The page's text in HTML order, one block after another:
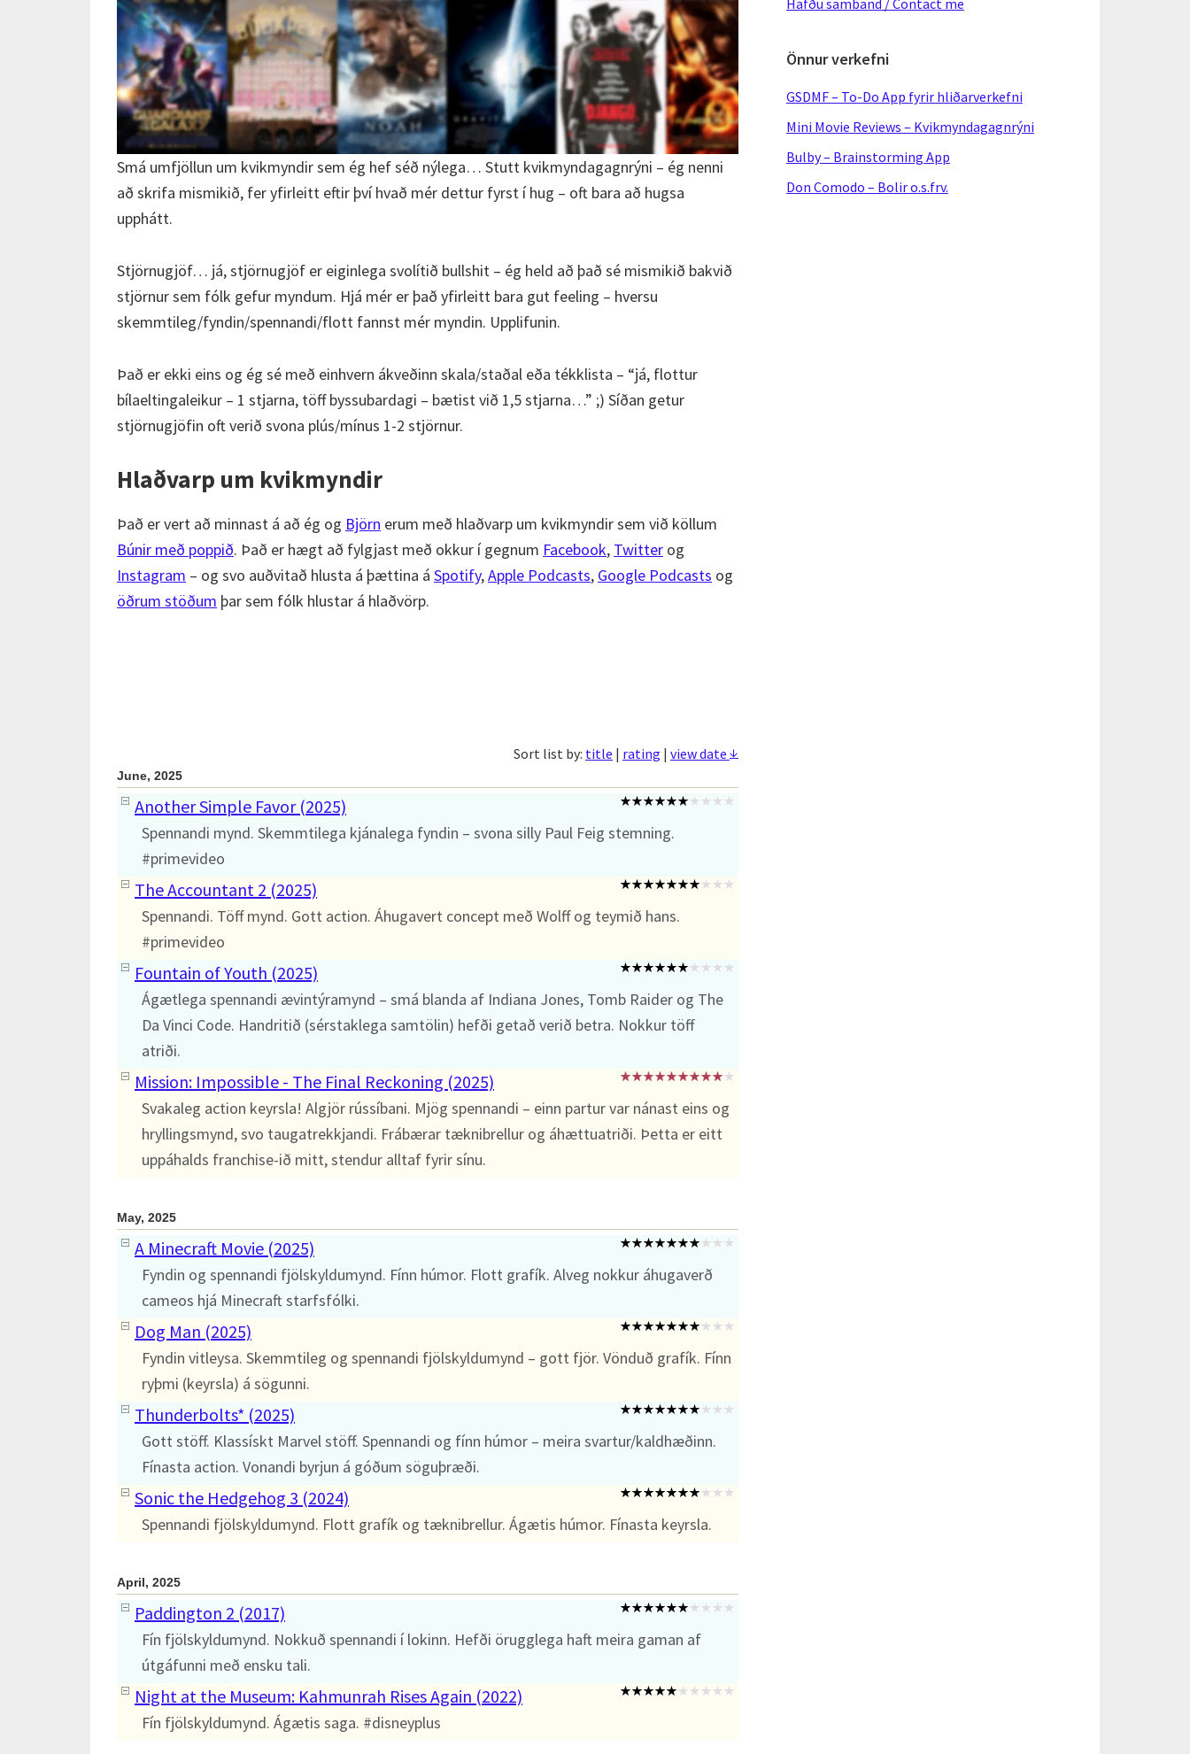
Smá umfjöllun um kvikmyndir sem ég hef séð nýlega… Stutt kvikmyndagagnrýni – ég nenni
að skrifa mismikið, fer yfirleitt eftir því hvað mér dettur fyrst í hug – oft bara að hugsa
upphátt.
Stjörnugjöf… já, stjörnugjöf er eiginlega svolítið bullshit – ég held að það sé mismikið bakvið
stjörnur sem fólk gefur myndum. Hjá mér er það yfirleitt bara gut feeling – hversu
skemmtileg/fyndin/spennandi/flott fannst mér myndin. Upplifunin.
Það er ekki eins og ég sé með einhvern ákveðinn skala/staðal eða tékklista – “já, flottur
bílaeltingaleikur – 1 stjarna, töff byssubardagi – bætist við 1,5 stjarna…” ;) Síðan getur
stjörnugjöfin oft verið svona plús/mínus 1-2 stjörnur.
Hlaðvarp um kvikmyndir
Það er vert að minnast á að ég og Björn erum með hlaðvarp um kvikmyndir sem við köllum
Búnir með poppið. Það er hægt að fylgjast með okkur í gegnum Facebook, Twitter og
Instagram – og svo auðvitað hlusta á þættina á Spotify,Apple Podcasts, Google Podcasts og
öðrum stöðum þar sem fólk hlustar á hlaðvörp.
Sort list by: title | rating | view date ↓
June, 2025
Another Simple Favor (2025)
Spennandi mynd. Skemmtilega kjánalega fyndin – svona silly Paul Feig stemning.
#primevideo
The Accountant 2 (2025)
Spennandi. Töff mynd. Gott action. Áhugavert concept með Wolff og teymið hans.
#primevideo
Fountain of Youth (2025)
Ágætlega spennandi ævintýramynd – smá blanda af Indiana Jones, Tomb Raider og The
Da Vinci Code. Handritið (sérstaklega samtölin) hefði getað verið betra. Nokkur töff
atriði.
Mission: Impossible - The Final Reckoning (2025)
Svakaleg action keyrsla! Algjör rússíbani. Mjög spennandi – einn partur var nánast eins og
hryllingsmynd, svo taugatrekkjandi. Frábærar tæknibrellur og áhættuatriði. Þetta er eitt
uppáhalds franchise-ið mitt, stendur alltaf fyrir sínu.
May, 2025
A Minecraft Movie (2025)
Fyndin og spennandi fjölskyldumynd. Fínn húmor. Flott grafík. Alveg nokkur áhugaverð
cameos hjá Minecraft starfsfólki.
Dog Man (2025)
Fyndin vitleysa. Skemmtileg og spennandi fjölskyldumynd – gott fjör. Vönduð grafík. Fínn
ryþmi (keyrsla) á sögunni.
Thunderbolts* (2025)
Gott stöff. Klassískt Marvel stöff. Spennandi og fínn húmor – meira svartur/kaldhæðinn.
Fínasta action. Vonandi byrjun á góðum söguþræði.
Sonic the Hedgehog 3 (2024)
Spennandi fjölskyldumynd. Flott grafík og tæknibrellur. Ágætis húmor. Fínasta keyrsla.
April, 2025
Paddington 2 (2017)
Fín fjölskyldumynd. Nokkuð spennandi í lokinn. Hefði örugglega haft meira gaman af
útgáfunni með ensku tali.
Night at the Museum: Kahmunrah Rises Again (2022)
Fín fjölskyldumynd. Ágætis saga. #disneyplus
Hafðu samband / Contact me
Önnur verkefni
GSDMF – To-Do App fyrir hliðarverkefni
Mini Movie Reviews – Kvikmyndagagnrýni
Bulby – Brainstorming App
Don Comodo – Bolir o.s.frv.